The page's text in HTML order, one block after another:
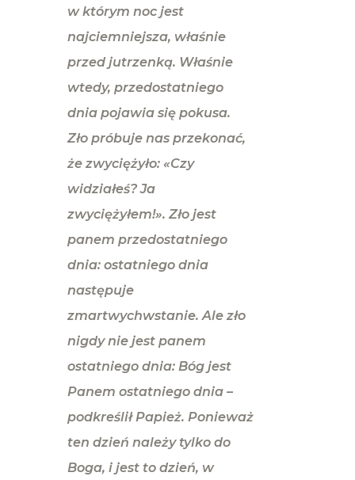
w którym noc jest
najciemniejsza, właśnie
przed jutrzenką. Właśnie
wtedy, przedostatniego
dnia pojawia się pokusa.
Zło próbuje nas przekonać,
że zwyciężyło: «Czy
widziałeś? Ja
zwyciężyłem!». Zło jest
panem przedostatniego
dnia: ostatniego dnia
następuje
zmartwychwstanie. Ale zło
nigdy nie jest panem
ostatniego dnia: Bóg jest
Panem ostatniego dnia –
podkreślił Papież. Ponieważ
ten dzień należy tylko do
Boga, i jest to dzień, w